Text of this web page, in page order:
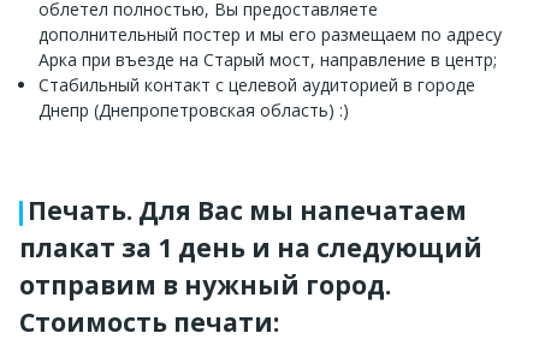
облетел полностью, Вы предоставляете
дополнительный постер и мы его размещаем по адресу
Арка при въезде на Старый мост, направление в центр;
Стабильный контакт с целевой аудиторией в городе
Днепр (Днепропетровская область) :)
Печать. Для Вас мы напечатаем
плакат за 1 день и на следующий
отправим в нужный город.
Стоимость печати: